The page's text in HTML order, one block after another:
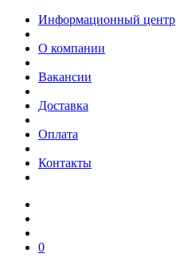
Информационный центр
О компании
Вакансии
Доставка
Оплата
Контакты
0